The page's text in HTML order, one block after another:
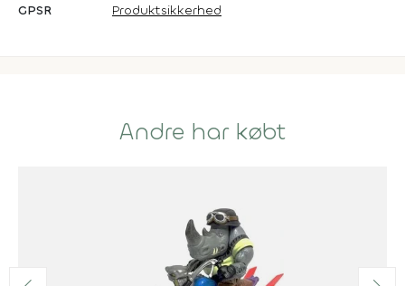
GPSR Produktsikkerhed
Andre har købt